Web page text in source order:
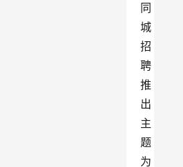
同
城
招
聘
推
出
主
题
为